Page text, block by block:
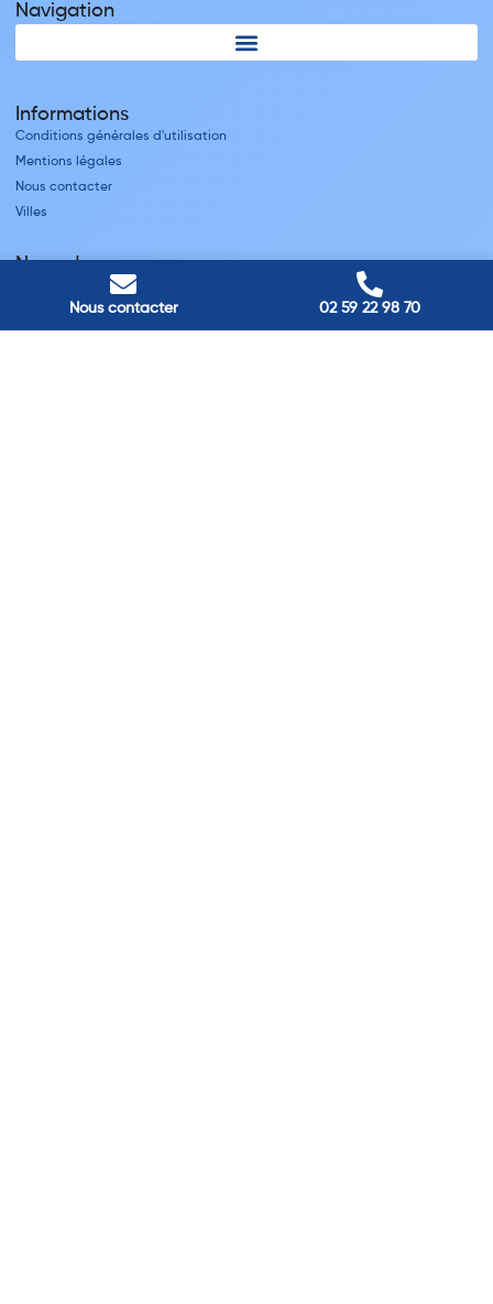
Nous contacter 02 59 22 98 70
Navigation
Informations
Conditions générales d'utilisation
Mentions légales
Nous contacter
Villes
Nos adresses
45 avenue Winston Churchill, Louviers, France
Pont-Audemer